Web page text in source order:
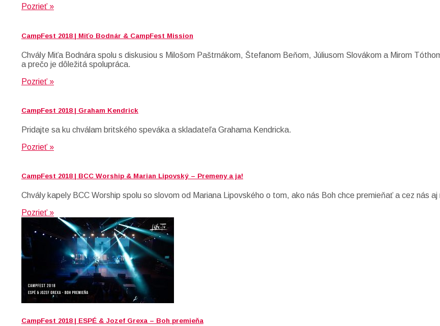
Pozrieť »
CampFest 2018 | Miťo Bodnár & CampFest Mission
Chvály Miťa Bodnára spolu s diskusiou s Milošom Paštrnákom, Štefanom Beňom, Júliusom Slovákom a Mirom
a prečo je dôležitá spolupráca.
Pozrieť »
CampFest 2018 | Graham Kendrick
Pridajte sa ku chválam britského speváka a skladateľa Grahama Kendricka.
Pozrieť »
CampFest 2018 | BCC Worship & Marian Lipovský – Premeny a ja!
Chvály kapely BCC Worship spolu so slovom od Mariana Lipovského o tom, ako nás Boh chce premieňať a cez nás aj
Pozrieť »
CampFest 2018 | ESPÉ & Jozef Grexa – Boh premieňa